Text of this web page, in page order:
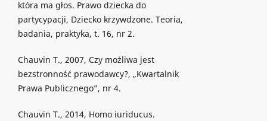
która ma głos. Prawo dziecka do
partycypacji, Dziecko krzywdzone. Teoria,
badania, praktyka, t. 16, nr 2.
Chauvin T., 2007, Czy możliwa jest
bezstronność prawodawcy?, „Kwartalnik
Prawa Publicznego”, nr 4.
Chauvin T., 2014, Homo iuriducus.